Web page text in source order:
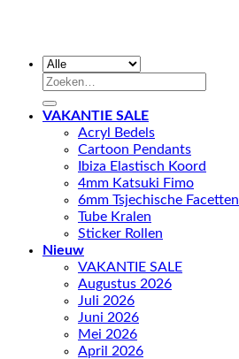
Zoeken
VAKANTIE SALE
Acryl Bedels
Cartoon Pendants
Ibiza Elastisch Koord
4mm Katsuki Fimo
6mm Tsjechische Facetten
Tube Kralen
Sticker Rollen
Nieuw
VAKANTIE SALE
Augustus 2026
Juli 2026
Juni 2026
Mei 2026
April 2026